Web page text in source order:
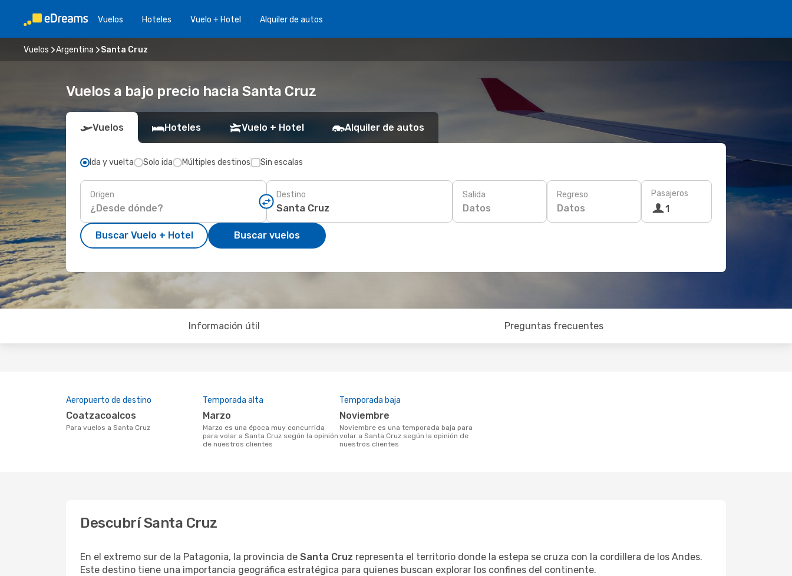
Vuelos Hoteles Vuelo + Hotel Alquiler de autos
Vuelos Argentina Santa Cruz
Vuelos a bajo precio hacia Santa Cruz
Vuelos Hoteles Vuelo + Hotel Alquiler de autos
Ida y vuelta Solo ida Múltiples destinos Sin escalas
Origen Destino Salida
Datos
Regreso
Datos
Pasajeros
1
Buscar Vuelo + Hotel Buscar vuelos
Información útil Preguntas frecuentes
Aeropuerto de destino
Coatzacoalcos
Para vuelos a Santa Cruz
Temporada alta
marzo
marzo es una época muy concurrida
para volar a Santa Cruz según la opinión
de nuestros clientes
Temporada baja
noviembre
noviembre es una temporada baja para
volar a Santa Cruz según la opinión de
nuestros clientes
Descubrí Santa Cruz
En el extremo sur de la Patagonia, la provincia de Santa Cruz representa el territorio donde la estepa se cruza con la cordillera de los Andes.
Este destino tiene una importancia geográfica estratégica para quienes buscan explorar los confines del continente.